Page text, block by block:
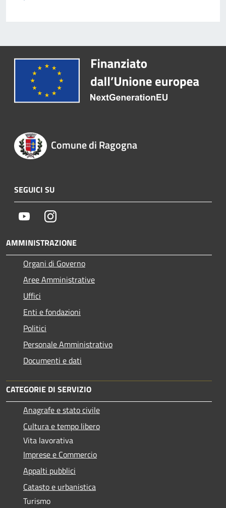
Comune di Ragogna
SEGUICI SU
YoutubeInstagram
AMMINISTRAZIONE
Organi di Governo
Aree Amministrative
Uffici
Enti e fondazioni
Politici
Personale Amministrativo
Documenti e dati
CATEGORIE DI SERVIZIO
Anagrafe e stato civile
Cultura e tempo libero
Vita lavorativa
Imprese e Commercio
Appalti pubblici
Catasto e urbanistica
Turismo